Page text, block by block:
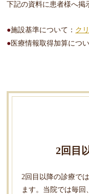
下記の資料に患者様へ掲
施設基準について： ク
医療情報取得加算につい
2回目
2回目以降の診療で
ます。当院では毎